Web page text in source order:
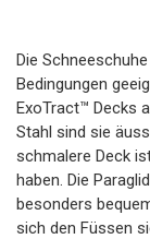
Die
Bedingungen
ExoTract™ Decks
Stahl sind sie
schmalere Deck
haben. Die
besonders
sich den Füssen